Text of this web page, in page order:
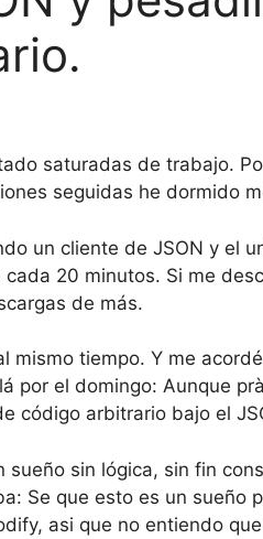
saturadas de trabajo.
seguidas he dormido
un cliente de JSON y el
20 minutos. Si me
de más.
mismo tiempo. Y me
por el domingo: Aunque
código arbitrario bajo el
sueño sin lógica, sin fin
Se que esto es un sueño
asi que no entiendo